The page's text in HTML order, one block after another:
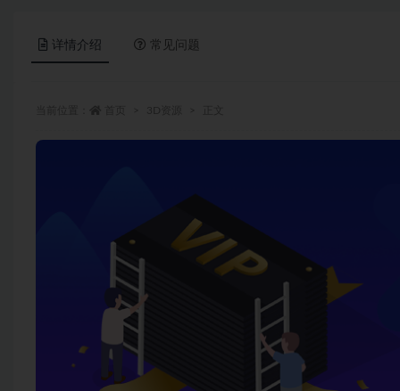
详情介绍 常见问题